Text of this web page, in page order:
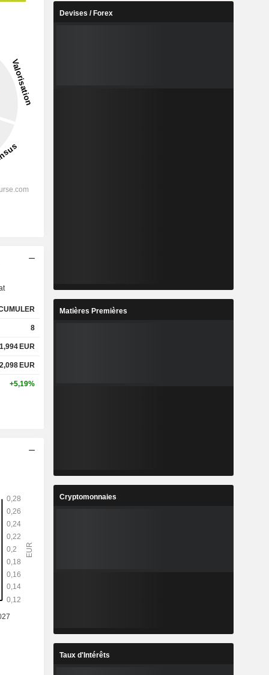
8
1,994 EUR
2,098 EUR
+5,19%
Devises / Forex
Matières Premières
Cryptomonnaies
Taux d'Intérêts